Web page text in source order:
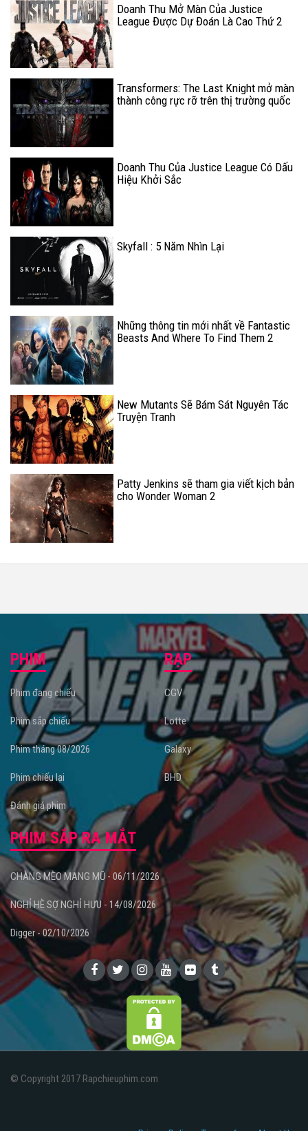
Doanh Thu Mở Màn Của Justice
League Được Dự Đoán Là Cao Thứ 2
Transformers: The Last Knight mở màn
thành công rực rỡ trên thị trường quốc
Doanh Thu Của Justice League Có Dấu
Hiệu Khởi Sắc
Skyfall : 5 Năm Nhìn Lại
Những thông tin mới nhất về Fantastic
Beasts And Where To Find Them 2
New Mutants Sẽ Bám Sát Nguyên Tác
Truyện Tranh
Patty Jenkins sẽ tham gia viết kịch bản
cho Wonder Woman 2
PHIM
Phim đang chiếu
Phim sắp chiếu
Phim tháng 08/2026
Phim chiếu lại
Đánh giá phim
RẠP
CGV
Lotte
Galaxy
BHD
PHIM SẮP RA MẮT
CHÀNG MÈO MANG MŨ - 06/11/2026
NGHỈ HÈ SỢ NGHỈ HƯU - 14/08/2026
Digger - 02/10/2026
© Copyright 2017 Rapchieuphim.com